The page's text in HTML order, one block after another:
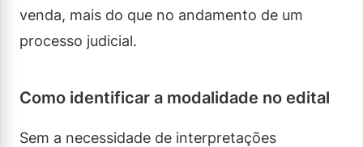
venda, mais do que no andamento de um
processo judicial.
Como identificar a modalidade no edital
Sem a necessidade de interpretações